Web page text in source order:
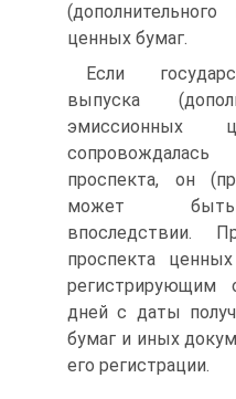
ценных бумаг.
Если
выпуска
проспекта, он
может быть
впоследствии.
проспекта
регистрирующим
дней с даты
бумаг и иных
его регистрации.